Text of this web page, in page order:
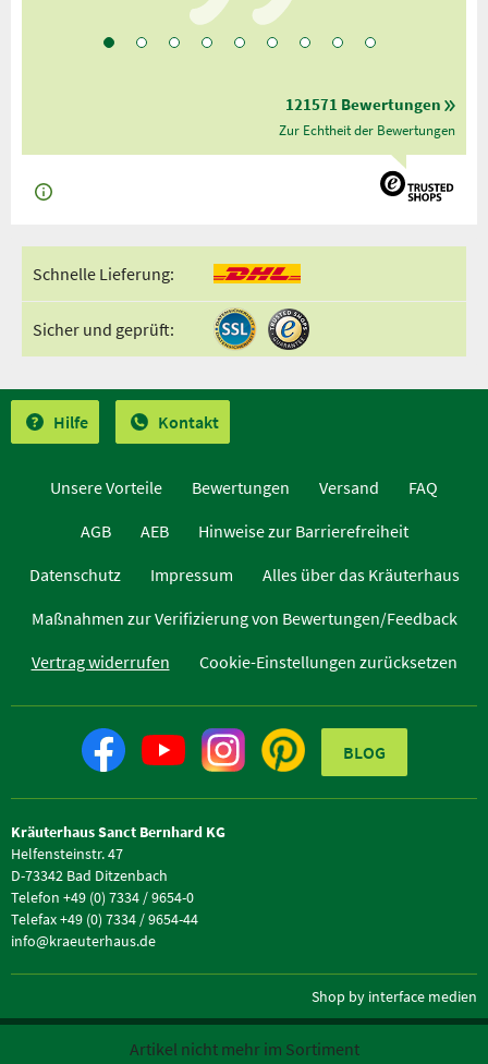
Artikel nicht mehr im Sortiment
121571 Bewertungen
Zur Echtheit der Bewertungen
Schnelle Lieferung:
Sicher und geprüft:
Hilfe Kontakt
Unsere Vorteile Bewertungen Versand
FAQ
AGB
AEB
Hinweise zur Barrierefreiheit
Datenschutz
Impressum
Alles über das Kräuterhaus
Maßnahmen zur Verifizierung von Bewertungen/Feedback
Vertrag widerrufen
Cookie-Einstellungen zurücksetzen
BLOG
Kräuterhaus Sanct Bernhard KG
Helfensteinstr. 47
D-73342 Bad Ditzenbach
Telefon +49 (0) 7334 / 9654-0
Telefax +49 (0) 7334 / 9654-44
info@kraeuterhaus.de
Shop by interface medien
Zur Desktop-Website